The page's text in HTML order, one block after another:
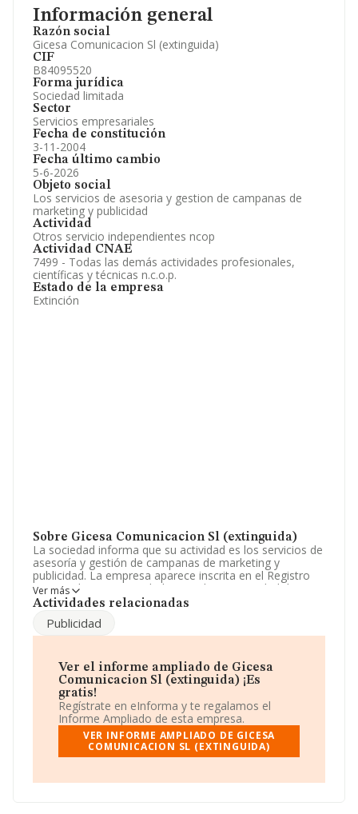
Información general
Razón social
Gicesa Comunicacion Sl (extinguida)
CIF
B84095520
Forma jurídica
Sociedad limitada
Sector
Servicios empresariales
Fecha de constitución
3-11-2004
Fecha último cambio
5-6-2026
Objeto social
Los servicios de asesoria y gestion de campanas de
marketing y publicidad
Actividad
Otros servicio independientes ncop
Actividad CNAE
7499 - Todas las demás actividades profesionales,
científicas y técnicas n.c.o.p.
Estado de la empresa
Extinción
Sobre Gicesa Comunicacion Sl (extinguida)
La sociedad informa que su actividad es los servicios de
asesoría y gestión de campanas de marketing y
publicidad. La empresa aparece inscrita en el Registro
Mercantil como Sociedad Limitada. La actividad de
referencia CNAE corresponde a '%cnae%', cuyo Código
exportación.
de 6 de mayo de 2003, sobre la definición de
microempresas, pequeñas y medianas empresas, la
compañía entra en la categoría de microempresas.
Sobre el rendimiento de la compañía en 2010, ha
registrado un descenso del 76% en ventas. Ha contado
con el mismo número de empleados y teniendo en
cuenta la información a disposición de INFORMA, ha
contado con un número de empleados inferior a la
Ver más
Actividades relacionadas
Publicidad
Ver el informe ampliado de Gicesa
Comunicacion Sl (extinguida) ¡Es
gratis!
Regístrate en eInforma y te regalamos el
Informe Ampliado de esta empresa.
VER INFORME AMPLIADO DE GICESA
COMUNICACION SL (EXTINGUIDA)
Información oficial y registral complementaria.